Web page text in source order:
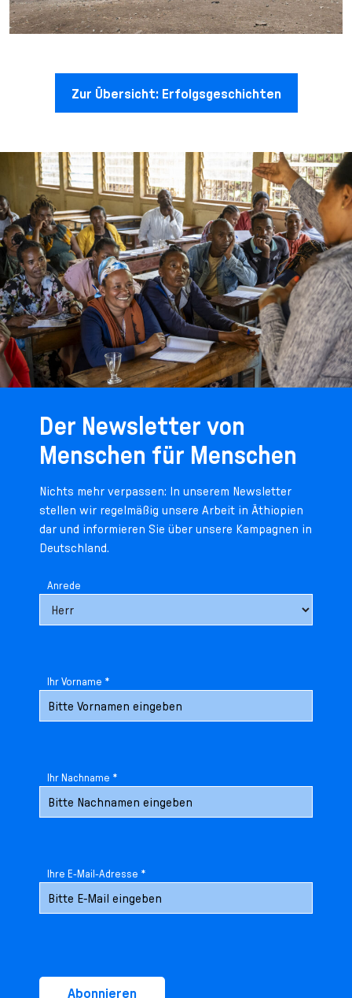
Zur Übersicht: Erfolgsgeschichten
Der Newsletter von
Menschen für Menschen
Nichts mehr verpassen: In unserem Newsletter
stellen wir regelmäßig unsere Arbeit in Äthiopien
dar und informieren Sie über unsere Kampagnen in
Deutschland.
Anrede
Ihr Vorname *
Ihr Nachname *
Ihre E-Mail-Adresse *
Abonnieren